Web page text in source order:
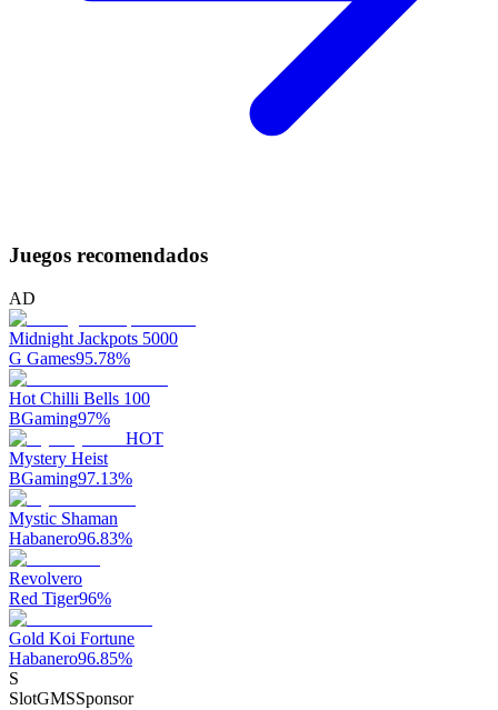
Juegos recomendados
AD
Midnight Jackpots 5000
G Games95.78%
Hot Chilli Bells 100
BGaming97%
HOT
Mystery Heist
BGaming97.13%
Mystic Shaman
Habanero96.83%
Revolvero
Red Tiger96%
Gold Koi Fortune
Habanero96.85%
S
SlotGMSSponsor